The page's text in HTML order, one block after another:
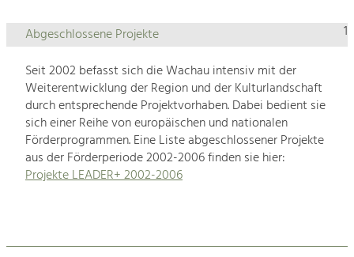
1
Abgeschlossene Projekte
Seit 2002 befasst sich die Wachau intensiv mit der
Weiterentwicklung der Region und der Kulturlandschaft
durch entsprechende Projektvorhaben. Dabei bedient sie
sich einer Reihe von europäischen und nationalen
Förderprogrammen. Eine Liste abgeschlossener Projekte
aus der Förderperiode 2002-2006 finden sie hier:
Projekte LEADER+ 2002-2006